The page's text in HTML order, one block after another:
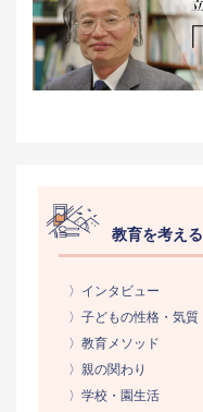
教育を考える
〉インタビュー
〉子どもの性格・気質
〉教育メソッド
〉親の関わり
〉学校・園生活